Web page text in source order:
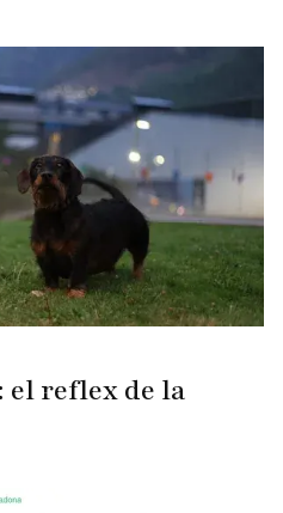
el reflex de la